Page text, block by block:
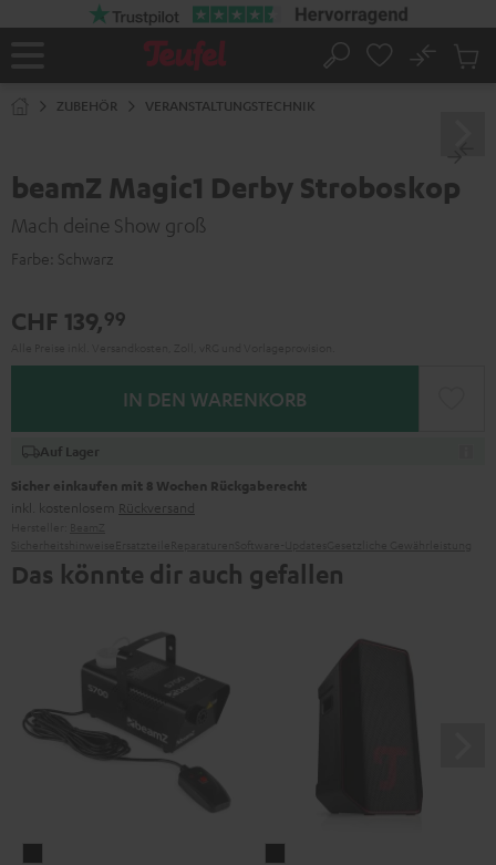
Startseite
Suche
No
ZUBEHÖR VERANSTALTUNGSTECHNIK
beamZ Magic1 Derby Stroboskop
Mach deine Show groß
Farbe: Schwarz
CHF 139,99
IN DEN WARENKORB
Auf Lager
Sicher einkaufen mit 8 Wochen Rückgaberecht
inkl. kostenlosem Rückversand
Das könnte dir auch gefallen